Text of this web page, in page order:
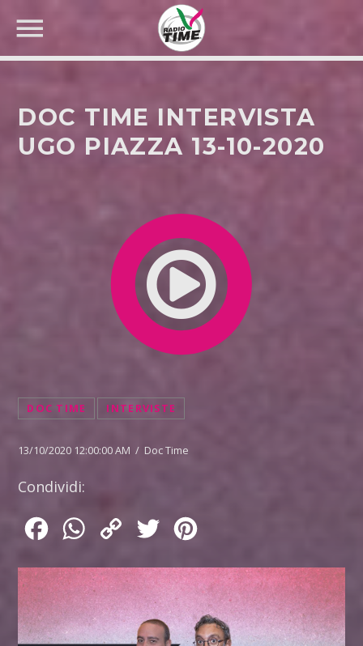
DOC TIME INTERVISTA
UGO PIAZZA 13-10-2020
DOC TIME INTERVISTE
13/10/2020 12:00:00 AM / Doc Time
Condividi:
FacebookWhatsApp
Copy
Twitter